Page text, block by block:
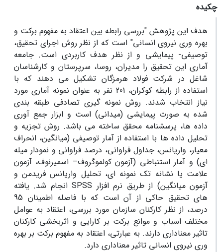
چکیده
هدف این پژوهش "بررسی رابطه بین اعتقاد به مفهوم برکت و
بهره ‏وری نیروی انسانی" است که از نظر روش اجرای تحقیق،
توصیفی- پیمایشی و از نظر هدف کاربردی است. جامعه
آماری این تحقیق را مدیران، روسا، سرپرستان و کارشناسان
شاغل در شرکت فولاد هرمزگان تشکیل می‏ دهند که با
استفاده از رابطه کوکران، 201 نفر به عنوان نمونه آماری مورد
نیاز انتخاب شدند. روش نمونه ‏گیری تصادفی طبقه‏ بندی
شده به صورت پیمایشی (میدانی) است و ابزار جمع‏ آوری
داده ‏ها، پرسشنامه محقق ساخته می‏ باشد. روش تجزیه و
تحلیل داده‏ ها با استفاده از آمار توصیفی (میانگین، انحراف
معیار، واریانس، جداول فراوانی، درصد فراوانی و نمودار میله‏
ای) و آمار استنباطی (آزمون کولموگروف– اسمیرنوف، آزمون
علامت یا نشانه تک نمونه‏ ای، تحلیل واریانس فریدمن و
آزمون میانگین) از طریق نرم‏ افزار SPSS انجام شد. یافته‏
های تحقیق حاکی از آن است که با فاصله اطمینان 95
درصد، از نظر کارکنان سازمان مورد بررسی، اعتقاد به عوامل
مختلف اسباب و موانع برکت بر کارایی و اثربخشی کارکنان
تاثیر معناداری دارند. به عبارتی، اعتقاد به مفهوم برکت بر بهره
‏وری نیروی انسانی تاثیر معناداری دارد.